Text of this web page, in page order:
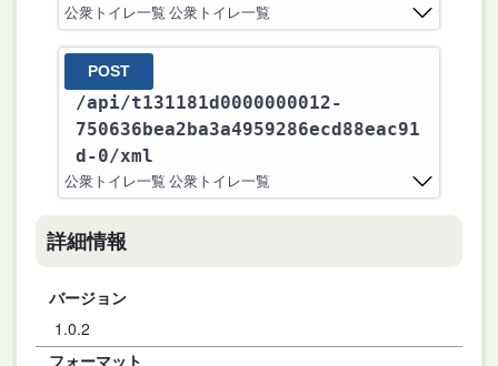
公衆トイレ一覧 公衆トイレ一覧
POST
/api/t131181d0000000012-
750636bea2ba3a4959286ecd88eac91
d-0/xml
公衆トイレ一覧 公衆トイレ一覧
詳細情報
バージョン
1.0.2
フォーマット